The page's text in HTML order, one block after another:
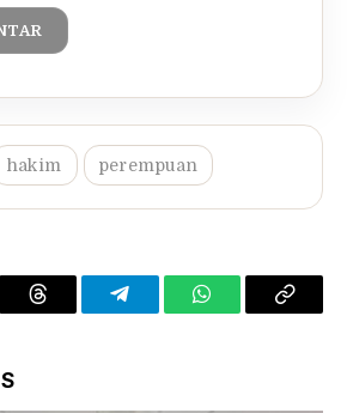
hakim perempuan
Threads TelegramWhatsAppCopy